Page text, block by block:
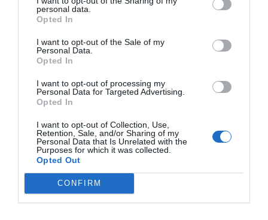
personal data.
Opted In
I want to opt-out of the Sale of my
Personal Data.
Opted In
I want to opt-out of processing my
Personal Data for Targeted Advertising.
Opted In
I want to opt-out of Collection, Use,
Retention, Sale, and/or Sharing of my
Personal Data that Is Unrelated with the
Purposes for which it was collected.
Opted Out
CONFIRM
FRANCO BARESI / Fotbalistul
acum O săptămână
Anna Lewandowska și fața
Despre transferuri, dincolo de
sumele de pe Transfermarkt
acum 1 lună
Ei sunt Zburătorii din Sibiu